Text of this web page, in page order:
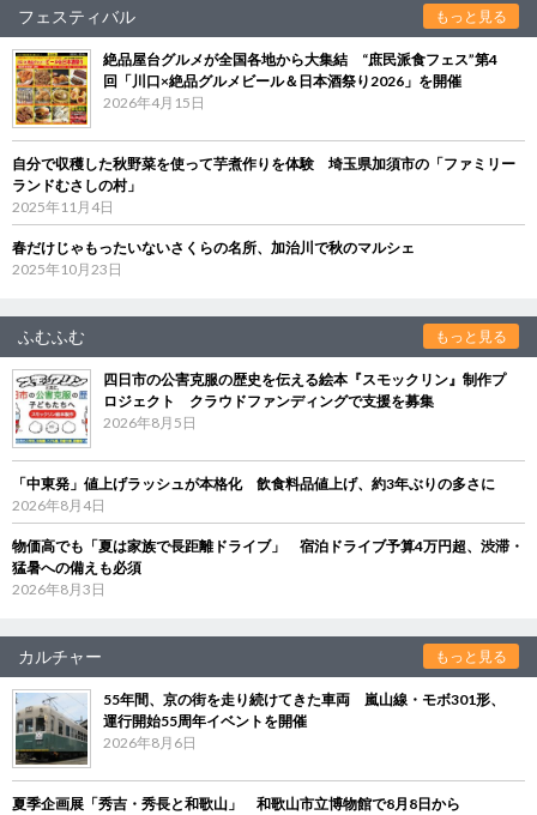
フェスティバル もっと見る
絶品屋台グルメが全国各地から大集結 “庶民派食フェス”第4
回「川口×絶品グルメビール＆日本酒祭り2026」を開催
2026年4月15日
自分で収穫した秋野菜を使って芋煮作りを体験 埼玉県加須市の「ファミリー
ランドむさしの村」
2025年11月4日
春だけじゃもったいないさくらの名所、加治川で秋のマルシェ
2025年10月23日
ふむふむ もっと見る
四日市の公害克服の歴史を伝える絵本『スモックリン』制作プ
ロジェクト クラウドファンディングで支援を募集
2026年8月5日
「中東発」値上げラッシュが本格化 飲食料品値上げ、約3年ぶりの多さに
2026年8月4日
物価高でも「夏は家族で長距離ドライブ」 宿泊ドライブ予算4万円超、渋滞・
猛暑への備えも必須
2026年8月3日
カルチャー もっと見る
55年間、京の街を走り続けてきた車両 嵐山線・モボ301形、
運行開始55周年イベントを開催
2026年8月6日
夏季企画展「秀吉・秀長と和歌山」 和歌山市立博物館で8月8日から